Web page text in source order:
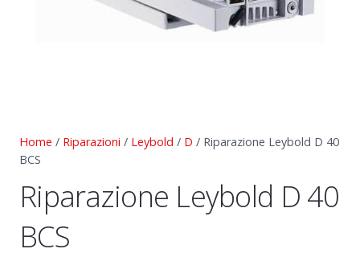
Home / Riparazioni / Leybold / D / Riparazione Leybold D 40
BCS
Riparazione Leybold D 40
BCS